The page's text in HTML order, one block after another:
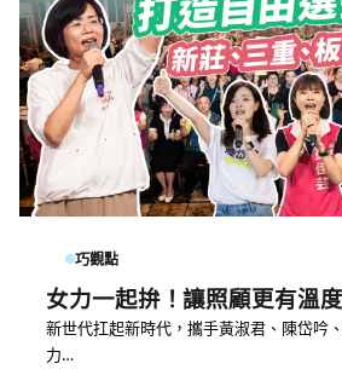
巧觀點
女力一起拚！讓照顧更有溫度
新世代扛起新時代，攜手黃淑君、陳岱吟
力…